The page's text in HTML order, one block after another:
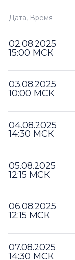
Дата, Время
02.08.2025
15:00 МСК
03.08.2025
10:00 МСК
04.08.2025
14:30 МСК
05.08.2025
12:15 МСК
06.08.2025
12:15 МСК
07.08.2025
14:30 МСК